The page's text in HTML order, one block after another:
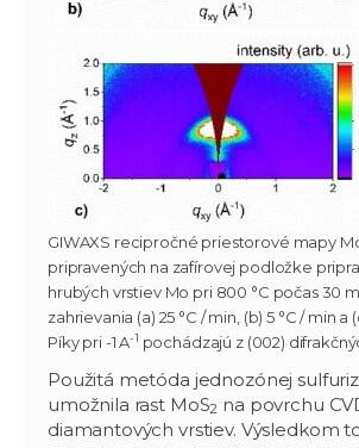
GIWAXS recipročné priestorové mapy
pripravených na zafírovej podložke
hrubých vrstiev Mo pri 800 °C počas 30
zahrievania (a) 25 °C / min, (b) 5 °C / min a
Píky pri -1 A-1 pochádzajú z (002)
Použitá metóda jednozónej
umožnila rast MoS2 na povrchu
diamantových vrstiev. Výsledkom